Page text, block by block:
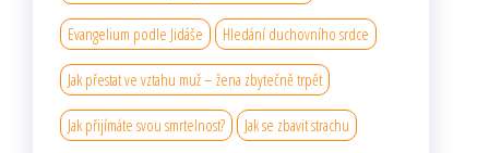
Evangelium podle Jidáše Hledání duchovního srdce
Jak přestat ve vztahu muž – žena zbytečně trpět
Jak přijímáte svou smrtelnost? Jak se zbavit strachu